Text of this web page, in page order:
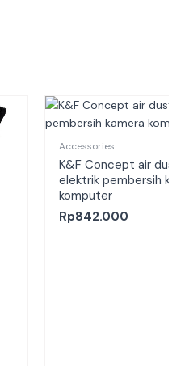
Accessories
K&F Concept air
elektrik pembersih
komputer
Rp842.000